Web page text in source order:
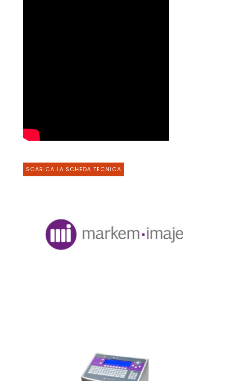
SCARICA LA SCHEDA TECNICA